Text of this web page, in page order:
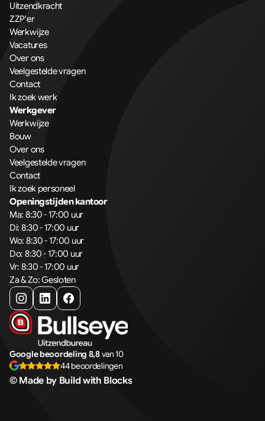
Uitzendkracht
ZZP'er
Werkwijze
Vacatures
Over ons
Veelgestelde vragen
Contact
Ik zoek werk
Werkgever
Werkwijze
Bouw
Over ons
Veelgestelde vragen
Contact
Ik zoek personeel
Openingstijden kantoor
Ma: 8:30 - 17:00 uur
Di: 8:30 - 17:00 uur
Wo: 8:30 - 17:00 uur
Do: 8:30 - 17:00 uur
Vr: 8:30 - 17:00 uur
Za & Zo: Gesloten
Google beoordeling 8,8van 10
44 beoordelingen
© Made by Build with Blocks